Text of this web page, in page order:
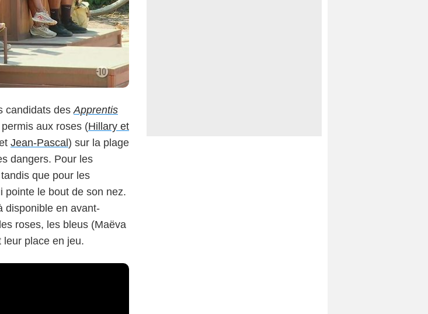
candidats desApprentis
aux roses (Hillary et
Jean-Pascal ) sur la plage
dangers. Pour les
que pour les
pointe le bout de son nez.
disponible en avant-
roses, les bleus (Maëva
place en jeu.